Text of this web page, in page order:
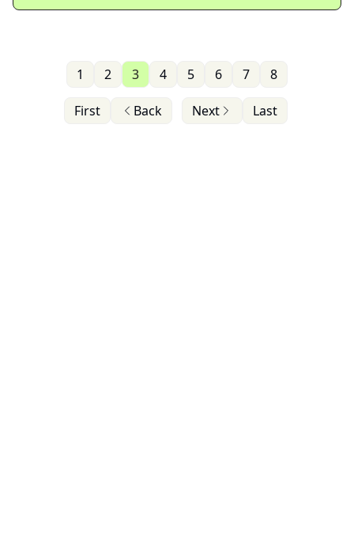
First Back
1 2 3 4 5 6 7 8
Next Last